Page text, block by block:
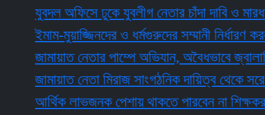
যুবদল অফিসে ঢুকে যুবলীগ নেতার চাঁদা দাবি ও মারধর
ইমাম-মুয়াজ্জিনদের ও ধর্মগুরুদের সম্মানী নির্ধারণ করল
জামায়াত নেতার পাম্পে অভিযান, অবৈধভাবে জ্বালানি
জামায়াত নেতা মিরাজ সাংগঠনিক দায়িত্ব থেকে সরে
আর্থিক লাভজনক পেশায় থাকতে পারবেন না শিক্ষকরা: